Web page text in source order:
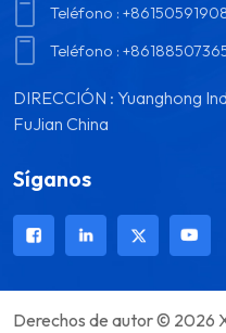
Teléfono :
Teléfono :
DIRECCIÓN : Yuanghong
FuJian China
Síganos
Derechos de autor © 2026